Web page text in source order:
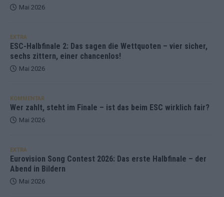
Mai 2026
EXTRA
ESC-Halbfinale 2: Das sagen die Wettquoten – vier sicher,
sechs zittern, einer chancenlos!
Mai 2026
KOMMENTAR
Wer zahlt, steht im Finale – ist das beim ESC wirklich fair?
Mai 2026
EXTRA
Eurovision Song Contest 2026: Das erste Halbfinale – der
Abend in Bildern
Mai 2026